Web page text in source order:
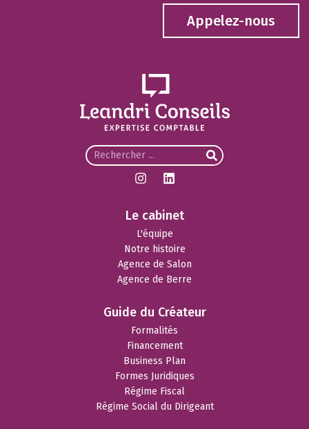
Appelez-nous
Le cabinet
L'équipe
Notre histoire
Agence de Salon
Agence de Berre
Guide du Créateur
Formalités
Financement
Business Plan
Formes Juridiques
Régime Fiscal
Régime Social du Dirigeant